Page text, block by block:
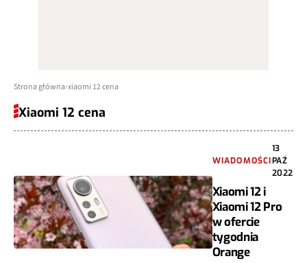
Strona główna xiaomi 12 cena
Xiaomi 12 cena
WIADOMOŚCI
13
PAŹ
2022
Xiaomi 12 i
Xiaomi 12 Pro
w ofercie
tygodnia
Orange